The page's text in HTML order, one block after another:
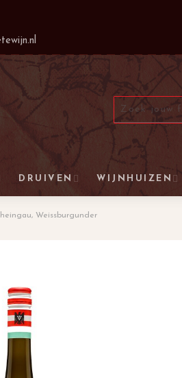
DRUIVEN WIJNHUIZEN
Weissburgunder